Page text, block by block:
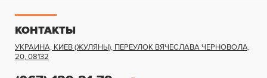
КОНТАКТЫ
УКРАИНА, КИЕВ (ЖУЛЯНЫ), ПЕРЕУЛОК ВЯЧЕСЛАВА ЧЕРНОВОЛА,
20,08132